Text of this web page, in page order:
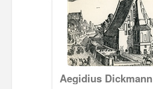
Aegidius Dickmann